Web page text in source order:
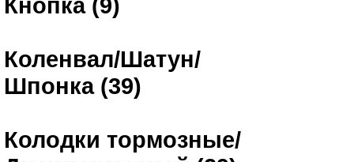
Коленвал/Шатун/
Шпонка (39)
Колодки тормозные/